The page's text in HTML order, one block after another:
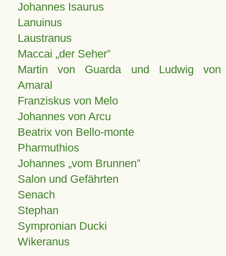
Johannes Isaurus
Lanuinus
Laustranus
Maccai „der Seher”
Martin von Guarda und Ludwig von
Amaral
Franziskus von Melo
Johannes von Arcu
Beatrix von Bello-monte
Pharmuthios
Johannes vom Brunnen
Salon und Gefährten
Senach
Stephan
Sympronian Ducki
Wikeranus